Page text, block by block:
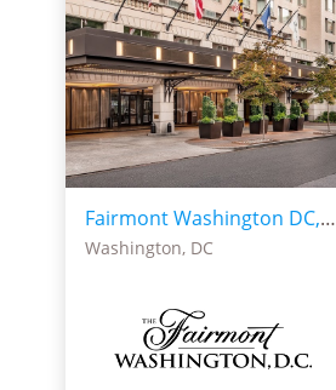
Fairmont Washington DC, Georgetown
Washington, DC